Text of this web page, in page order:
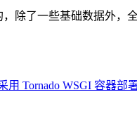
除了一些基础数据外，
用 Tornado WSGI 容器部